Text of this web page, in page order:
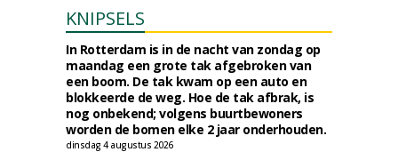
KNIPSELS
In Rotterdam is in de nacht van zondag op
maandag een grote tak afgebroken van
een boom. De tak kwam op een auto en
blokkeerde de weg. Hoe de tak afbrak, is
nog onbekend; volgens buurtbewoners
worden de bomen elke 2 jaar onderhouden.
dinsdag 4 augustus 2026